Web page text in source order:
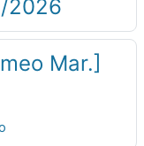
2026
Mar.]